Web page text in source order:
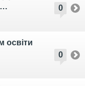
0
0
освіти
та